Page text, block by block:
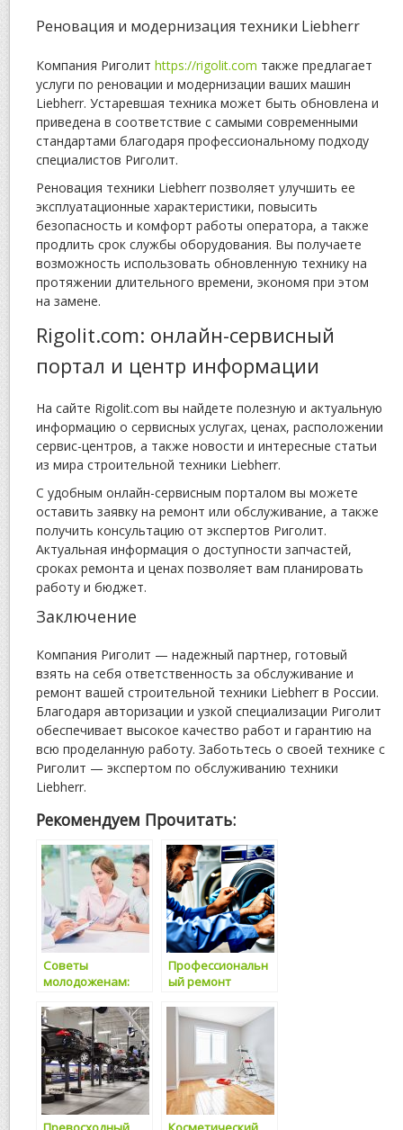
Реновация и модернизация техники Liebherr
Компания Риголит https://rigolit.com также предлагает
услуги по реновации и модернизации ваших машин
Liebherr. Устаревшая техника может быть обновлена и
приведена в соответствие с самыми современными
стандартами благодаря профессиональному подходу
специалистов Риголит.
Реновация техники Liebherr позволяет улучшить ее
эксплуатационные характеристики, повысить
безопасность и комфорт работы оператора, а также
продлить срок службы оборудования. Вы получаете
возможность использовать обновленную технику на
протяжении длительного времени, экономя при этом
на замене.
Rigolit.com: онлайн-сервисный
портал и центр информации
На сайте Rigolit.com вы найдете полезную и актуальную
информацию о сервисных услугах, ценах, расположении
сервис-центров, а также новости и интересные статьи
из мира строительной техники Liebherr.
С удобным онлайн-сервисным порталом вы можете
оставить заявку на ремонт или обслуживание, а также
получить консультацию от экспертов Риголит.
Актуальная информация о доступности запчастей,
сроках ремонта и ценах позволяет вам планировать
работу и бюджет.
Заключение
Компания Риголит — надежный партнер, готовый
взять на себя ответственность за обслуживание и
ремонт вашей строительной техники Liebherr в России.
Благодаря авторизации и узкой специализации Риголит
обеспечивает высокое качество работ и гарантию на
всю проделанную работу. Заботьтесь о своей технике с
Риголит — экспертом по обслуживанию техники
Liebherr.
Рекомендуем Прочитать:
Советы
молодоженам:
услуги лечения в
клиниках России
Профессиональн
ый ремонт
машин на дому в
Уфе: когда
надежность стоит
превыше всего